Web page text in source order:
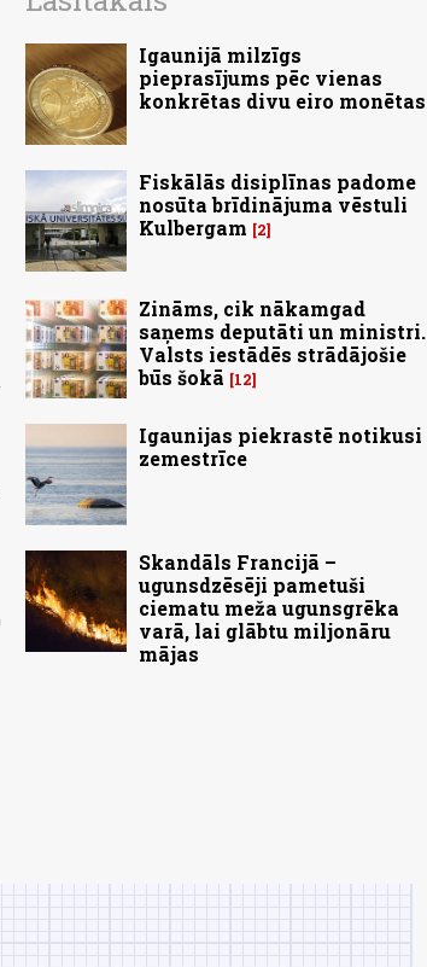
Igaunijā milzīgs
pieprasījums pēc vienas
konkrētas divu eiro monētas
Fiskālās disiplīnas padome
nosūta brīdinājuma vēstuli
Kulbergam
2
Zināms, cik nākamgad
saņems deputāti un ministri.
Valsts iestādēs strādājošie
būs šokā
12
Igaunijas piekrastē notikusi
zemestrīce
Skandāls Francijā –
ugunsdzēsēji pametuši
ciematu meža ugunsgrēka
varā, lai glābtu miljonāru
mājas